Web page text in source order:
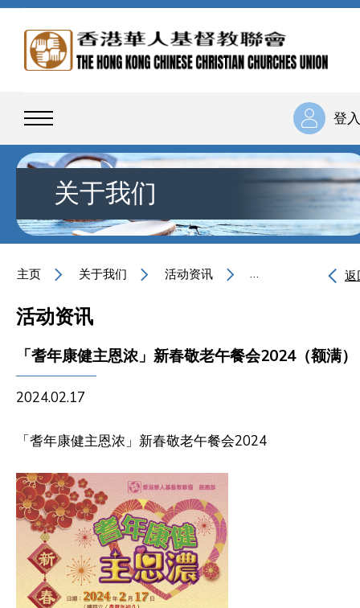
登入
关于我们
主页 关于我们 活动资讯 「耆年康健主恩浓返
活动资讯
「耆年康健主恩浓」新春敬老午餐会2024（额满）
2024.02.17
「耆年康健主恩浓」新春敬老午餐会2024